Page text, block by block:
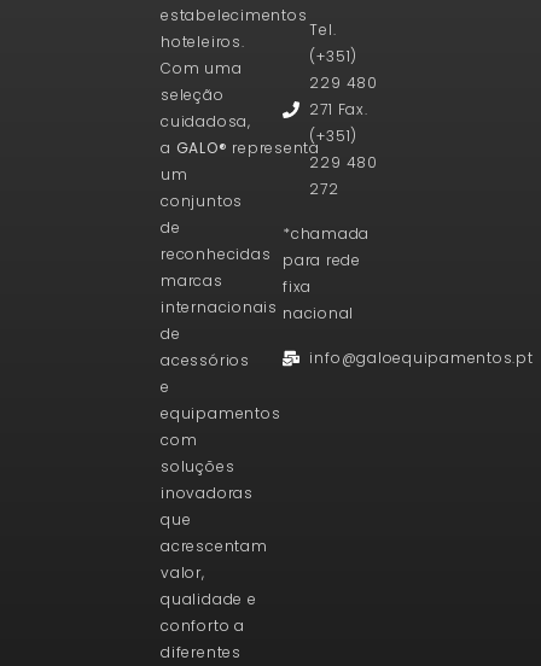
estabelecimentos
hoteleiros.
Com uma
seleção
cuidadosa,
a GALO® representa
um
conjuntos
de
reconhecidas
marcas
internacionais
de
acessórios
e
equipamentos
com
soluções
inovadoras
que
acrescentam
valor,
qualidade e
conforto a
diferentes
Tel.
(+351)
229 480
271 Fax.
(+351)
229 480
272
*chamada
para rede
fixa
nacional
info@galoequipamentos.pt